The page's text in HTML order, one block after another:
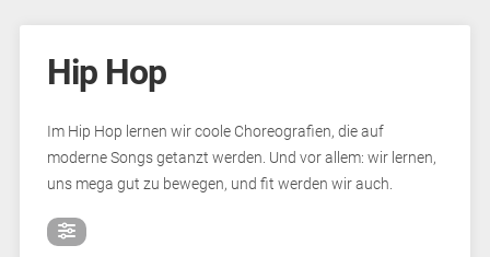
Breitensportwettbewerb und DTSA
Bodenseetanzfest
Tanz in den Mai
Trainingsplan
Wir über uns
Geschichte
Trainer*innen
Training Erwachsene
Hobbygruppen
Line Dance
Standard & Latein
Tanzpartner*innensuche
Hip Hop
Im Hip Hop lernen wir coole Choreografien, die auf
moderne Songs getanzt werden. Und vor allem: wir lernen,
uns mega gut zu bewegen, und fit werden wir auch.